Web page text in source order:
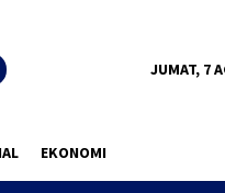
JUMAT, 7
EKONOMI